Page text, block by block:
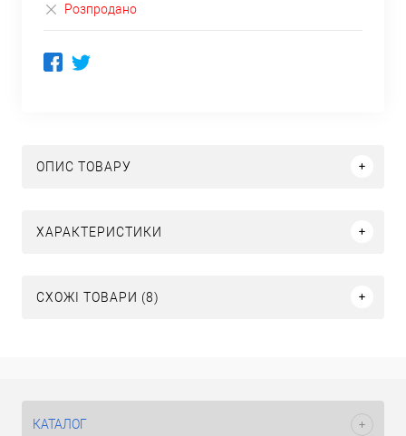
Розпродано
ОПИС ТОВАРУ
ХАРАКТЕРИСТИКИ
СХОЖІ ТОВАРИ (8)
КАТАЛОГ